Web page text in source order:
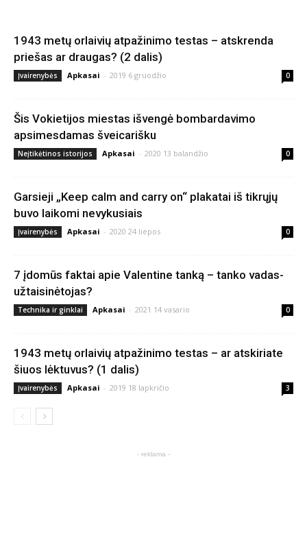
1943 metų orlaivių atpažinimo testas – atskrenda
priešas ar draugas? (2 dalis)
Įvairenybės Apkasai - 2019 6 gruodžio 0
Šis Vokietijos miestas išvengė bombardavimo
apsimesdamas šveicarišku
Neįtikėtinos istorijos Apkasai - 2020 13 balandžio 0
Garsieji „Keep calm and carry on“ plakatai iš tikrųjų
buvo laikomi nevykusiais
Įvairenybės Apkasai - 2020 24 liepos 0
7 įdomūs faktai apie Valentine tanką – tanko vadas-
užtaisinėtojas?
Technika ir ginklai Apkasai - 2021 14 vasario 0
1943 metų orlaivių atpažinimo testas – ar atskiriate
šiuos lėktuvus? (1 dalis)
Įvairenybės Apkasai - 2019 18 lapkričio 3
- reklama -